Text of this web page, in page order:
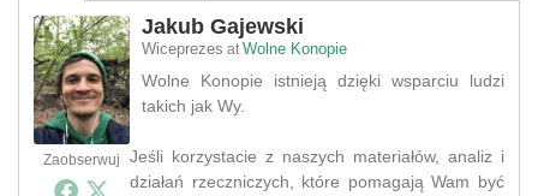
Zaobserwuj
Jakub Gajewski
Wiceprezes atWolne Konopie
Wolne Konopie istnieją dzięki wsparciu ludzi
takich jak Wy.
Jeśli korzystacie z naszych materiałów, analiz i
działań rzeczniczych, które pomagają Wam być